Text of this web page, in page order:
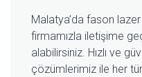
Malatya’da fason
firmamızla iletişime
alabilirsiniz. Hızlı ve
çözümlerimiz ile her